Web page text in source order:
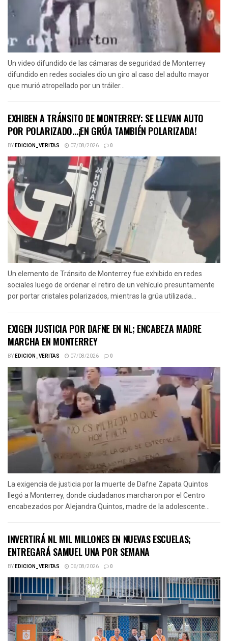
Un video difundido de las cámaras de seguridad de Monterrey
difundido en redes sociales dio un giro al caso del adulto mayor
que murió atropellado por un tráiler...
EXHIBEN A TRÁNSITO DE MONTERREY: SE LLEVAN AUTO
POR POLARIZADO…¡EN GRÚA TAMBIÉN POLARIZADA!
BYEDICION_VERITAS 07/08/2026 0
Un elemento de Tránsito de Monterrey fue exhibido en redes
sociales luego de ordenar el retiro de un vehículo presuntamente
por portar cristales polarizados, mientras la grúa utilizada...
EXIGEN JUSTICIA POR DAFNE EN NL; ENCABEZA MADRE
MARCHA EN MONTERREY
BYEDICION_VERITAS 07/08/2026 0
La exigencia de justicia por la muerte de Dafne Zapata Quintos
llegó a Monterrey, donde ciudadanos marcharon por el Centro
encabezados por Alejandra Quintos, madre de la adolescente...
INVERTIRÁ NL MIL MILLONES EN NUEVAS ESCUELAS;
ENTREGARÁ SAMUEL UNA POR SEMANA
BYEDICION_VERITAS 06/08/2026 0